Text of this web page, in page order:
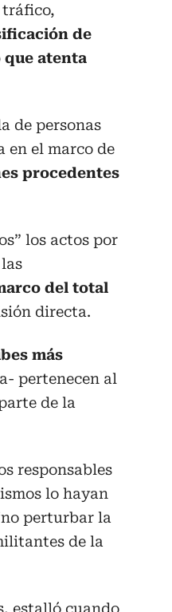
tráfico,
de
atenta
de personas
el marco de
procedentes
los actos por
del total
directa.
más
pertenecen al
de la
responsables
lo hayan
perturbar la
de la
estalló cuando